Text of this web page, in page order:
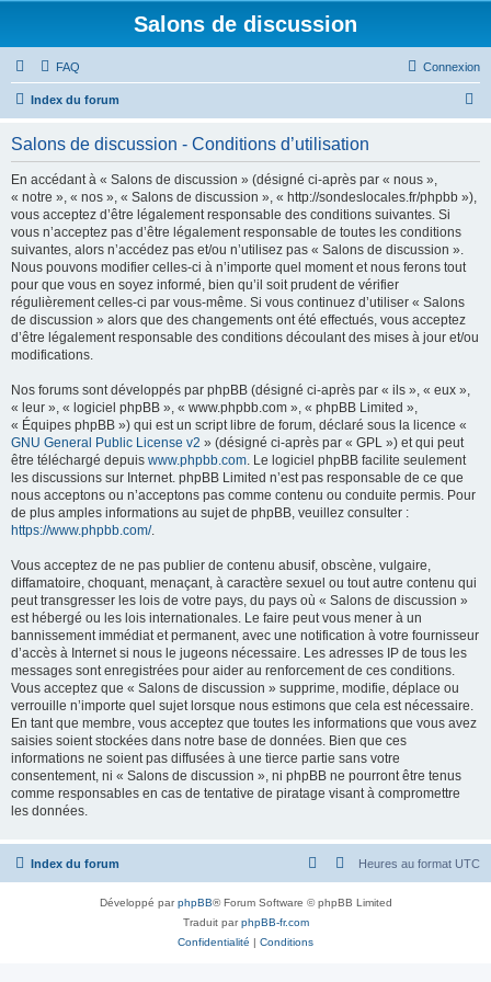
Salons de discussion
FAQ Connexion
Index du forum
Salons de discussion - Conditions d’utilisation
En accédant à « Salons de discussion » (désigné ci-après par « nous »,
« notre », « nos », « Salons de discussion », « http://sondeslocales.fr/phpbb »),
vous acceptez d’être légalement responsable des conditions suivantes. Si
vous n’acceptez pas d’être légalement responsable de toutes les conditions
suivantes, alors n’accédez pas et/ou n’utilisez pas « Salons de discussion ».
Nous pouvons modifier celles-ci à n’importe quel moment et nous ferons tout
pour que vous en soyez informé, bien qu’il soit prudent de vérifier
régulièrement celles-ci par vous-même. Si vous continuez d’utiliser « Salons
de discussion » alors que des changements ont été effectués, vous acceptez
d’être légalement responsable des conditions découlant des mises à jour et/ou
modifications.
Nos forums sont développés par phpBB (désigné ci-après par « ils », « eux »,
« leur », « logiciel phpBB », « www.phpbb.com », « phpBB Limited »,
« Équipes phpBB ») qui est un script libre de forum, déclaré sous la licence «
GNU General Public License v2 » (désigné ci-après par « GPL ») et qui peut
être téléchargé depuis www.phpbb.com. Le logiciel phpBB facilite seulement
les discussions sur Internet. phpBB Limited n’est pas responsable de ce que
nous acceptons ou n’acceptons pas comme contenu ou conduite permis. Pour
de plus amples informations au sujet de phpBB, veuillez consulter :
https://www.phpbb.com/.
Vous acceptez de ne pas publier de contenu abusif, obscène, vulgaire,
diffamatoire, choquant, menaçant, à caractère sexuel ou tout autre contenu qui
peut transgresser les lois de votre pays, du pays où « Salons de discussion »
est hébergé ou les lois internationales. Le faire peut vous mener à un
bannissement immédiat et permanent, avec une notification à votre fournisseur
d’accès à Internet si nous le jugeons nécessaire. Les adresses IP de tous les
messages sont enregistrées pour aider au renforcement de ces conditions.
Vous acceptez que « Salons de discussion » supprime, modifie, déplace ou
verrouille n’importe quel sujet lorsque nous estimons que cela est nécessaire.
En tant que membre, vous acceptez que toutes les informations que vous avez
saisies soient stockées dans notre base de données. Bien que ces
informations ne soient pas diffusées à une tierce partie sans votre
consentement, ni « Salons de discussion », ni phpBB ne pourront être tenus
comme responsables en cas de tentative de piratage visant à compromettre
les données.
Index du forum Heures au format UTC
Développé parphpBB® Forum Software © phpBB Limited
Traduit parphpBB-fr.com
Confidentialité | Conditions